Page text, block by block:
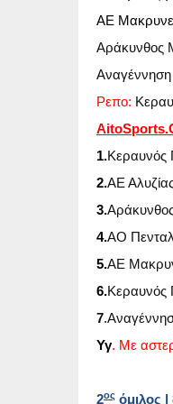
ΑΕ
Αράκυνθος
Ρεπο:
AitoSports.
1.Κεραυνός
2.ΑΕ
3.
4.ΑΟ
5.ΑΕ
6.Κεραυνός
7
Υγ. Με
2ος όμιλος |